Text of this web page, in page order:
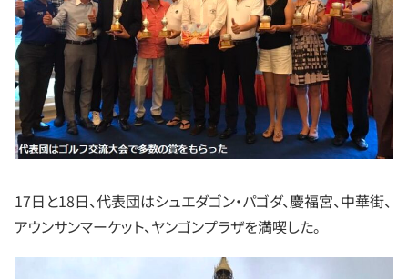
17日と18日、代表団はシュエダゴン・パゴダ、慶福宮、中華街、
アウンサンマーケット、ヤンゴンプラザを満喫した。